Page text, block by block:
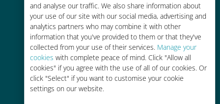
and analyse our traffic. We also share information about
your use of our site with our social media, advertising and
analytics partners who may combine it with other
information that you've provided to them or that they've
collected from your use of their services. Manage your
cookies with complete peace of mind. Click "Allow all
cookies" if you agree with the use of all of our cookies. Or
click "Select" if you want to customise your cookie
settings on our website.
经济实惠
比现有运营商的漫游费便宜高达90%
轻松充值